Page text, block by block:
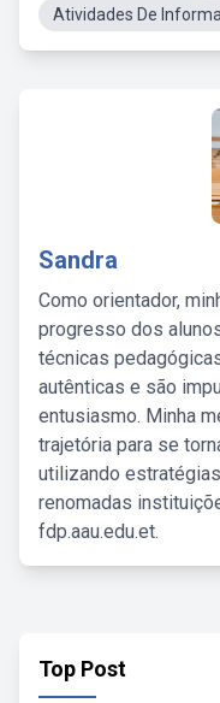
Atividades De
Sandra
Como orientador,
progresso dos
técnicas
autênticas e são
entusiasmo. Minha
trajetória para se
utilizando
renomadas
fdp.aau.edu.et.
Top Post